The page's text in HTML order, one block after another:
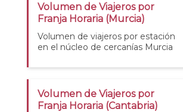
Volumen de Viajeros por
Franja Horaria (Murcia)
Volumen de viajeros por estación
en el núcleo de cercanías Murcia
Volumen de Viajeros por
Franja Horaria (Cantabria)